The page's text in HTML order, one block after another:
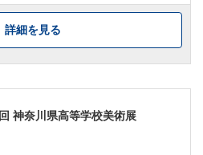
詳細を見る
神奈川県高等学校美術展